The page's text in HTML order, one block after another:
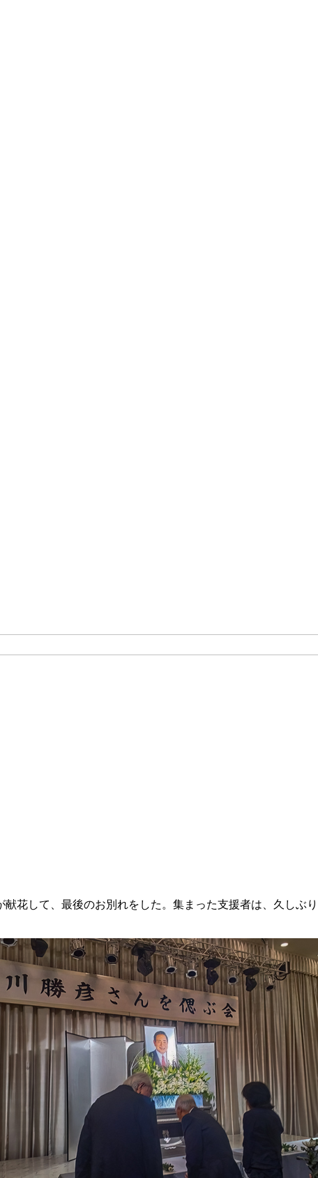
花して、最後のお別れをした。集まった支援者は、久しぶ